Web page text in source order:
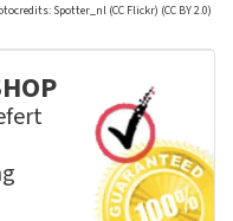
Spotter_nl (CC Flickr) (CC BY 2.0)